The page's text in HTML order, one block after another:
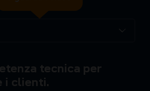
tecnica per
i clienti.